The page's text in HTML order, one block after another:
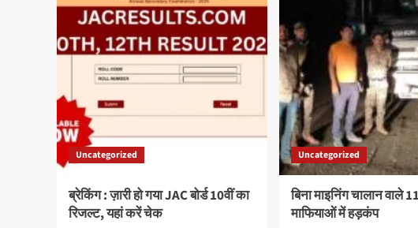
सह
मिलन
समारोह
का
हुआ
आयोजन,
सच्ची
और
पत्रकारिता
का
संकल्प
में
उपायुक्त
ने
दिए
आवश्यक
दिशा-
निर्देश
Uncategorized
ब्रेकिंग : ज़ारी हो गया JAC बोर्ड 10वीं का
रिजल्ट, यहां करें चेक
Uncategorized
बिना माइनिंग चालान वाले
माफियाओं में हड़कंप